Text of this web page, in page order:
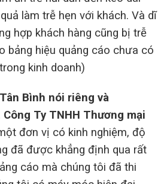
làm trễ hẹn với khách. Và dĩ
hợp khách hàng cũng bị trễ
bảng hiệu quảng cáo chưa có
kinh doanh)
Bình nói riêng và
Công Ty TNHH Thương mại
đơn vị có kinh nghiệm, độ
đã được khẳng định qua rất
cáo mà chúng tôi đã thi